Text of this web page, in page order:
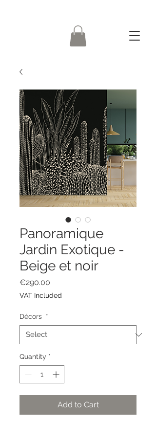
Panoramique
Jardin Exotique -
Beige et noir
€290.00
VAT Included
Décors *
Quantity *
Add to Cart